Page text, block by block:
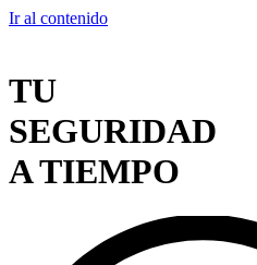
Ir al contenido
TU
SEGURIDAD
A TIEMPO